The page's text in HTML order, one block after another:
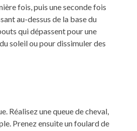
fois, puis une seconde fois
au-dessus de la base du
qui dépassent pour une
soleil ou pour dissimuler des
Réalisez une queue de cheval,
Prenez ensuite un foulard de